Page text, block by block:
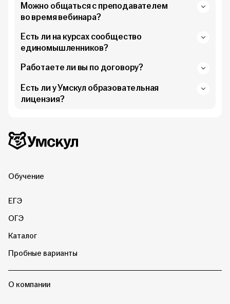
Можно общаться с преподавателем
во время вебинара?
Есть ли на курсах сообщество
единомышленников?
Работаете ли вы по договору?
Есть ли у Умскул образовательная
лицензия?
Дополнительная информация
Умскул
Обучение
ЕГЭ
ОГЭ
Каталог
Пробные варианты
О компании